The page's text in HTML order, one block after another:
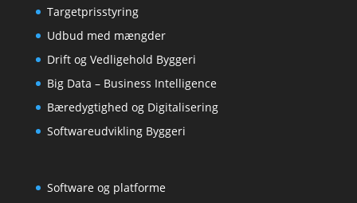
Targetprisstyring
Udbud med mængder
Drift og Vedligehold Byggeri
Big Data – Business Intelligence
Bæredygtighed og Digitalisering
Softwareudvikling Byggeri
Software og platforme